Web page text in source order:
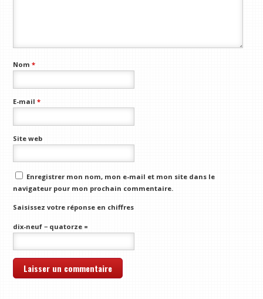
Nom*
E-mail*
Site web
Enregistrer mon nom, mon e-mail et mon site dans le
navigateur pour mon prochain commentaire.
Saisissez votre réponse en chiffres
dix-neuf − quatorze =